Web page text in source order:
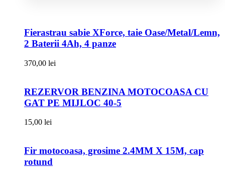
Fierastrau sabie XForce, taie Oase/Metal/Lemn,
2 Baterii 4Ah, 4 panze
370,00 lei
REZERVOR BENZINA MOTOCOASA CU
GAT PE MIJLOC 40-5
15,00 lei
Fir motocoasa, grosime 2.4MM X 15M, cap
rotund